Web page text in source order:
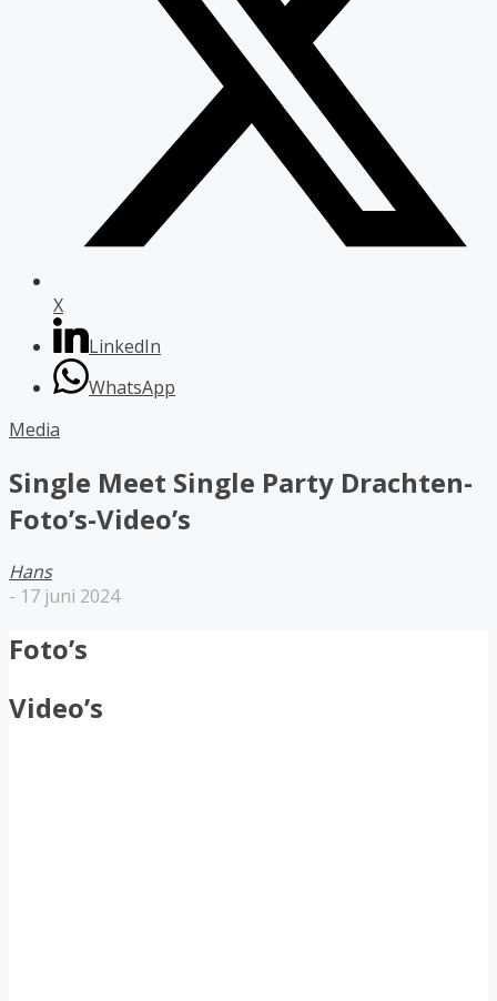
X
LinkedIn
WhatsApp
Media
Single Meet Single Party Drachten-
Foto’s-Video’s
Hans
- 17 juni 2024
Foto’s
Video’s